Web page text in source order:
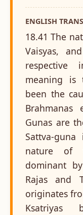
ENGLISH
18.41 The
Vaisyas,
respective
meaning is
been the
Gunas are
Sattva-
nature of
dominant
Rajas and
originates
Ksatriyas